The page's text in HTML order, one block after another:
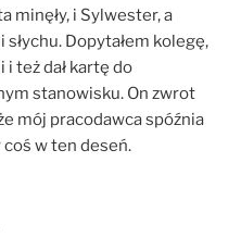
minęły, i Sylwester, a
Dopytałem kolegę,
i też dał kartę do
stanowisku. On zwrot
mój pracodawca spóźnia
coś w ten deseń.